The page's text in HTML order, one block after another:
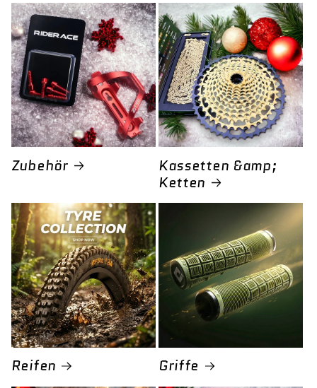
Zubehör
Kassetten &amp;
Ketten
Reifen Griffe